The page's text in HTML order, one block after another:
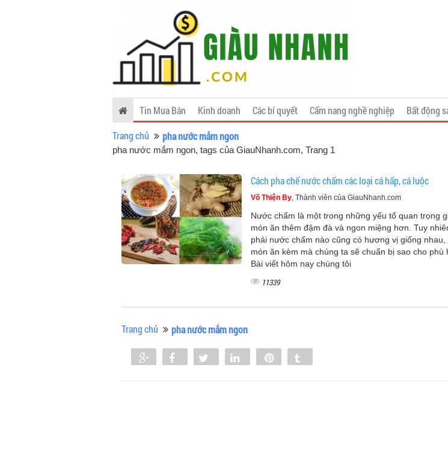
Tin Mua Bán Kinh doanh Các bí quyết Cẩm nang nghề nghiệp Bất động
Trang chủ
pha nước mắm ngon
pha nước mắm ngon, tags của GiauNhanh.com, Trang 1
Cách pha chế nước chấm các loại cá hấp, cá luộc
Võ Thiện By, Thành viên của GiauNhanh.com
Nước chấm là một trong những yếu tố quan trọng
món ăn thêm đậm đà và ngon miệng hơn. Tuy
phải nước chấm nào cũng có hương vị giống nhau,
món ăn kèm mà chúng ta sẽ chuẩn bị sao cho phù
Bài viết hôm nay chúng tôi
11339
Trang chủ pha nước mắm ngon
Share Share Tweet Share